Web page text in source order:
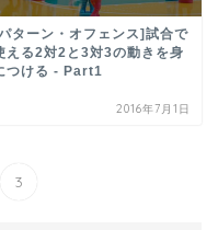
ターン・オフェンス]試合で
える2対2と3対3の動きを身
つける - Part1
2016年7月1日
3